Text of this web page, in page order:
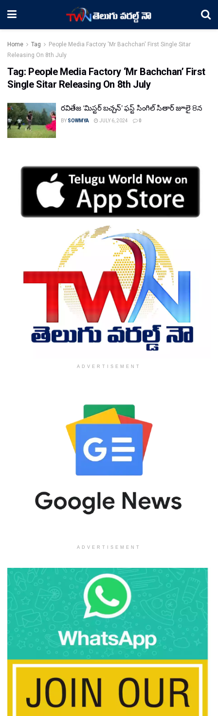
Home Tag
People Media Factory 'Mr Bachchan' First Single Sitar
Releasing On 8th July
Tag: People Media Factory ‘Mr Bachchan’ First
Single Sitar Releasing On 8th July
రవితేజ ‘మిస్టర్ బచ్చన్’ ఫస్ట్ సింగిల్ సితార్ జూలై 8న
BY SOWMYA JULY 6, 2024 0
ADVERTISEMENT
ADVERTISEMENT